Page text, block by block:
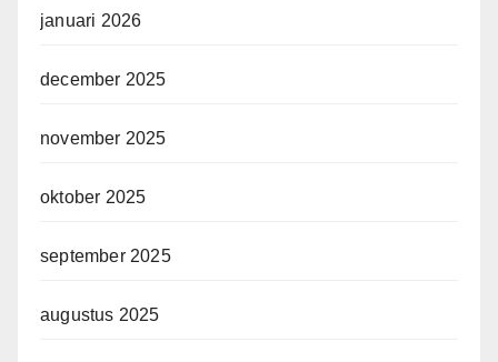
januari 2026
december 2025
november 2025
oktober 2025
september 2025
augustus 2025